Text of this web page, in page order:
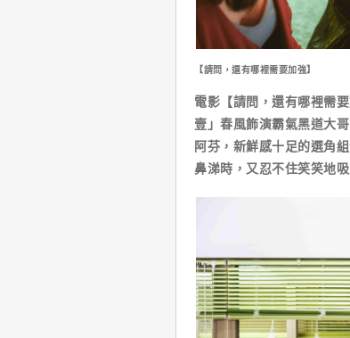
【請問，還有哪裡需要加強】
電影【請問，還有哪裡需
壹」春風飾演霸氣黑道大
阿芬，新鮮感十足的選角
鼻涕時，又忍不住笑笑地吸